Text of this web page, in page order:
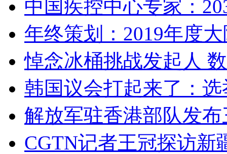
中国疾控中心专家：
年终策划：2019年度
悼念冰桶挑战发起人
韩国议会打起来了：
解放军驻香港部队发
CGTN记者王冠探访新